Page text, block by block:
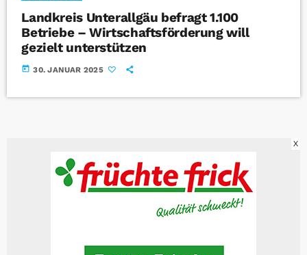
Landkreis Unterallgäu befragt 1.100
Betriebe – Wirtschaftsförderung will
gezielt unterstützen
today 30. JANUAR 2025
X